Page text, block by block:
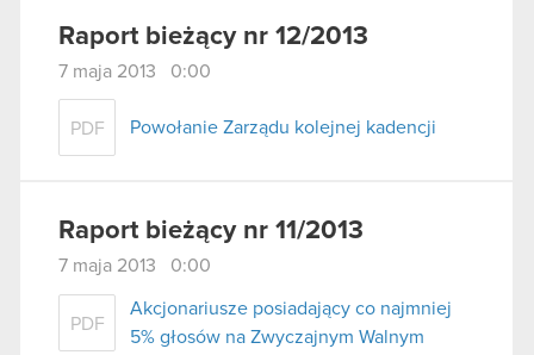
Raport bieżący nr 12/2013
7 maja 2013 0:00
PDF Powołanie Zarządu kolejnej kadencji
Raport bieżący nr 11/2013
7 maja 2013 0:00
PDF
Akcjonariusze posiadający co najmniej
5% głosów na Zwyczajnym Walnym